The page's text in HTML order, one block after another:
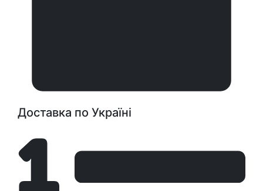
Доставка по Україні